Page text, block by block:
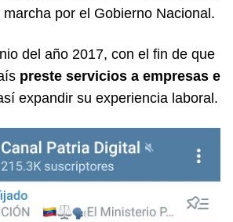
marcha por el Gobierno Nacional.
del año 2017, con el fin de que
preste servicios a empresas e
expandir su experiencia laboral.